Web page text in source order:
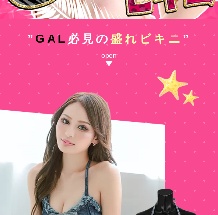
” GAL 必見の 盛れビキニ ”